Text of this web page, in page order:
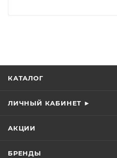
КАТАЛОГ
ЛИЧНЫЙ КАБИНЕТ ►
АКЦИИ
БРЕНДЫ